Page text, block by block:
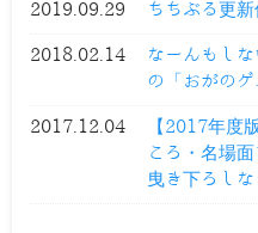
2019.09.29 ちちぶる更
2018.02.14
なーんもし
の「おがのゲ
2017.12.04
【2017年度
ころ・名場
曳き下ろしな